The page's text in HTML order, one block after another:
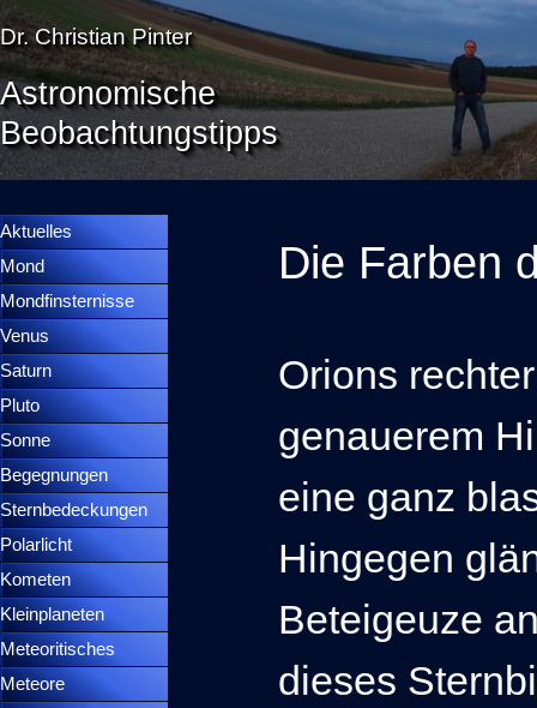
Direkt zum Seiteninhalt
Dr. Christian Pinter
Astronomische
Beobachtungstipps
Aktuelles
Mond
Mondfinsternisse
Venus
Saturn
Pluto
Sonne
Begegnungen
Sternbedeckungen
Polarlicht
Kometen
Kleinplaneten
Meteoritisches
Meteore
Die Farben
Orions
genauerem
eine ganz
Hingegen
Beteigeuze
dieses